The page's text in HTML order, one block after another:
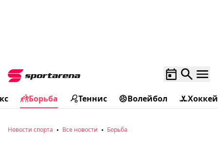
Борьба Теннис Волейбол Хоккей
Новости спорта Все новости Борьба